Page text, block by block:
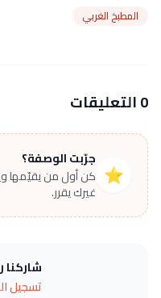
المطبخ الغربي
0 التعليقات
⭐
جرّبت الوصفة؟
كن أول من يقيّمها
غيرك يقرر.
تسجيل